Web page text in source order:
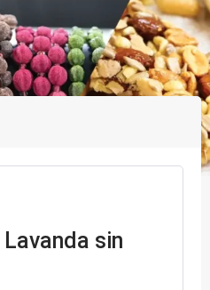
sin